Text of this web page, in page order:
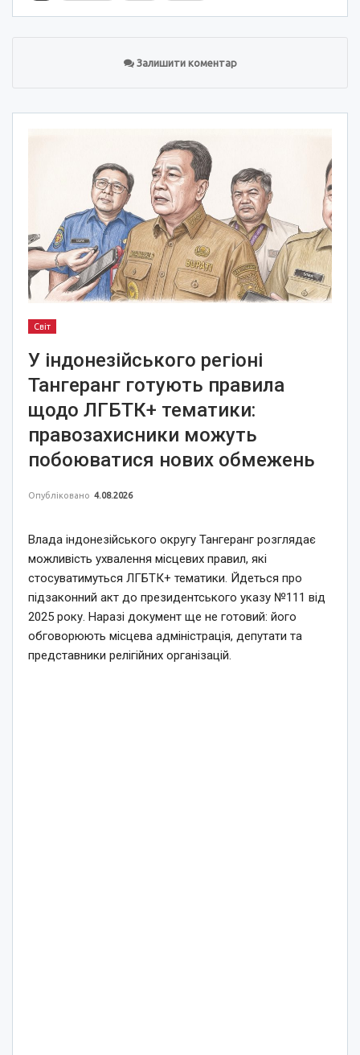
Залишити коментар
Світ
У індонезійського регіоні
Тангеранг готують правила
щодо ЛГБТК+ тематики:
правозахисники можуть
побоюватися нових обмежень
Опубліковано 4.08.2026
Влада індонезійського округу Тангеранг розглядає
можливість ухвалення місцевих правил, які
стосуватимуться ЛГБТК+ тематики. Йдеться про
підзаконний акт до президентського указу №111 від
2025 року. Наразі документ ще не готовий: його
обговорюють місцева адміністрація, депутати та
представники релігійних організацій.